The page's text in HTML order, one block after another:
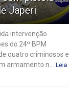
Japeri
intervenção
do 24º BPM
quatro criminosos e
armamento n...
Leia